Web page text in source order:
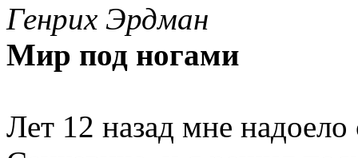
Генрих Эрдман
Мир под ногами
Лет 12 назад мне